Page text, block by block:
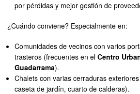
por pérdidas y mejor gestión de
¿Cuándo conviene? Especialmente en:
Comunidades de vecinos con varios
trasteros (frecuentes en elCentro
Guadarrama).
Chalets con varias cerraduras
caseta de jardín, cuarto de calderas).